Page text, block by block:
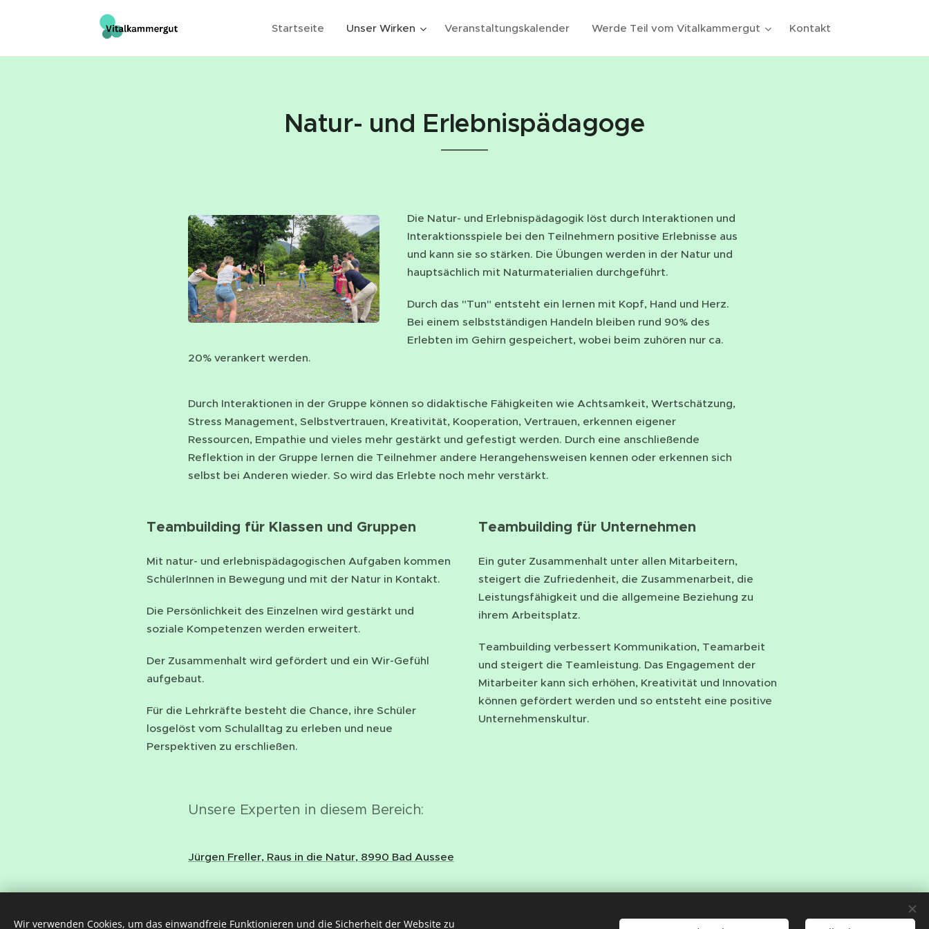
Startseite Unser Wirken Veranstaltungskalender Werde Teil vom Vitalkammergut Kontakt
Natur- und Erlebnispädagoge
Die Natur- und Erlebnispädagogik löst durch Interaktionen und
Interaktionsspiele bei den Teilnehmern positive Erlebnisse aus
und kann sie so stärken. Die Übungen werden in der Natur und
hauptsächlich mit Naturmaterialien durchgeführt.
Durch das "Tun" entsteht ein lernen mit Kopf, Hand und Herz.
Bei einem selbstständigen Handeln bleiben rund 90% des
Erlebten im Gehirn gespeichert, wobei beim zuhören nur ca.
20% verankert werden.
Durch Interaktionen in der Gruppe können so didaktische Fähigkeiten wie Achtsamkeit, Wertschätzung,
Stress Management, Selbstvertrauen, Kreativität, Kooperation, Vertrauen, erkennen eigener
Ressourcen, Empathie und vieles mehr gestärkt und gefestigt werden. Durch eine anschließende
Reflektion in der Gruppe lernen die Teilnehmer andere Herangehensweisen kennen oder erkennen sich
selbst bei Anderen wieder. So wird das Erlebte noch mehr verstärkt.
Teambuilding für Klassen und Gruppen
Mit natur- und erlebnispädagogischen Aufgaben kommen
SchülerInnen in Bewegung und mit der Natur in Kontakt.
Die Persönlichkeit des Einzelnen wird gestärkt und
soziale Kompetenzen werden erweitert.
Der Zusammenhalt wird gefördert und ein Wir-Gefühl
aufgebaut.
Für die Lehrkräfte besteht die Chance, ihre Schüler
losgelöst vom Schulalltag zu erleben und neue
Perspektiven zu erschließen.
Teambuilding für Unternehmen
Ein guter Zusammenhalt unter allen Mitarbeitern,
steigert die Zufriedenheit, die Zusammenarbeit, die
Leistungsfähigkeit und die allgemeine Beziehung zu
ihrem Arbeitsplatz.
Teambuilding verbessert Kommunikation, Teamarbeit
und steigert die Teamleistung. Das Engagement der
Mitarbeiter kann sich erhöhen, Kreativität und Innovation
können gefördert werden und so entsteht eine positive
Unternehmenskultur.
Unsere Experten in diesem Bereich:
Jürgen Freller, Raus in die Natur, 8990 Bad Aussee
Wir verwenden Cookies, um das einwandfreie Funktionieren und die Sicherheit der Website zu